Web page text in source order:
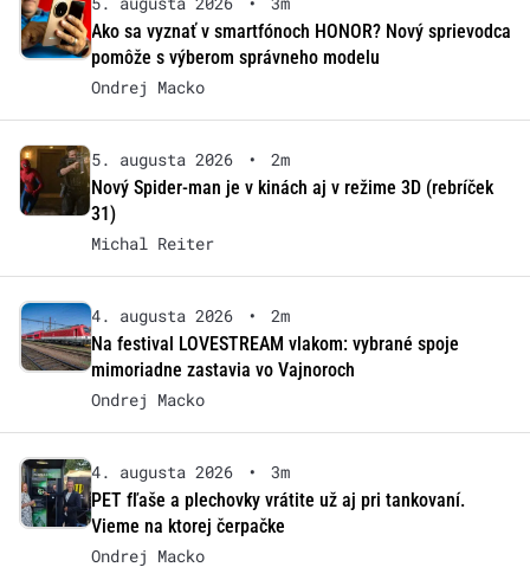
Ako sa vyznať v smartfónoch HONOR? Nový sprievodca
pomôže s výberom správneho modelu
Ondrej Macko
5. augusta 2026 •
2m
Nový Spider-man je v kinách aj v režime 3D (rebríček
31)
Michal Reiter
4. augusta 2026 •
2m
Na festival LOVESTREAM vlakom: vybrané spoje
mimoriadne zastavia vo Vajnoroch
Ondrej Macko
4. augusta 2026 •
3m
PET fľaše a plechovky vrátite už aj pri tankovaní.
Vieme na ktorej čerpačke
Ondrej Macko